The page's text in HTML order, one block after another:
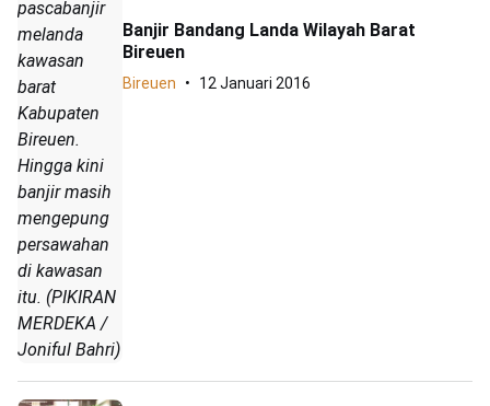
pascabanjir
melanda
kawasan
barat
Kabupaten
Bireuen.
Hingga kini
banjir masih
mengepung
persawahan
di kawasan
itu. (PIKIRAN
MERDEKA /
Joniful Bahri)
Banjir Bandang Landa Wilayah Barat
Bireuen
Bireuen 12 Januari 2016